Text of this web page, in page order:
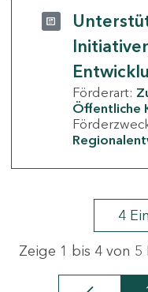
Förderart:
Öffentliche
4
Zeige 1 bis 4 von 5